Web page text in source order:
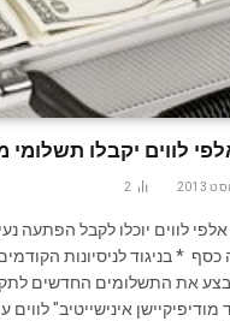
לווים יקבלו
2
לווים יוכלו לקבל הפתעה
* בניגוד לניסיונות
את התשלומים החדשים